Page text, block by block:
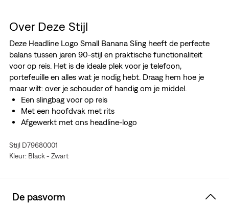
Over Deze Stijl
Deze Headline Logo Small Banana Sling heeft de perfecte
balans tussen jaren 90-stijl en praktische functionaliteit
voor op reis. Het is de ideale plek voor je telefoon,
portefeuille en alles wat je nodig hebt. Draag hem hoe je
maar wilt: over je schouder of handig om je middel.
Een slingbag voor op reis
Met een hoofdvak met rits
Afgewerkt met ons headline-logo
Stijl D79680001
Kleur: Black - Zwart
De pasvorm